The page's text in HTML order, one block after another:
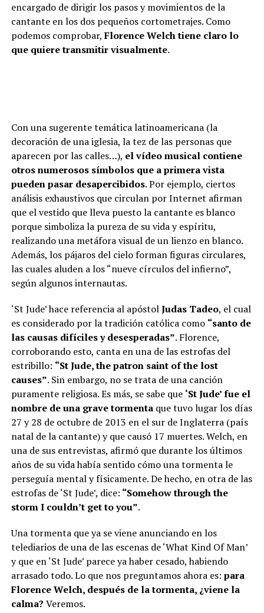
encargado de dirigir los pasos y movimientos de la
cantante en los dos pequeños cortometrajes. Como
podemos comprobar,Florence Welch tiene claro lo
que quiere transmitir visualmente.
Con una sugerente temática latinoamericana (la
decoración de una iglesia, la tez de las personas que
aparecen por las calles…), el vídeo musical contiene
otros numerosos símbolos que a primera vista
pueden pasar desapercibidos. Por ejemplo, ciertos
análisis exhaustivos que circulan por Internet afirman
que el vestido que lleva puesto la cantante es blanco
porque simboliza la pureza de su vida y espíritu,
realizando una metáfora visual de un lienzo en blanco.
Además, los pájaros del cielo forman figuras circulares,
las cuales aluden a los “nueve círculos del infierno”,
según algunos internautas.
‘St Jude’ hace referencia al apóstolJudas Tadeo, el cual
es considerado por la tradición católica como “santo de
las causas difíciles y desesperadas”. Florence,
corroborando esto, canta en una de las estrofas del
estribillo: “St Jude, the patron saint of the lost
causes”. Sin embargo, no se trata de una canción
puramente religiosa. Es más, se sabe que ‘St Jude’ fue el
nombre de una grave tormentaque tuvo lugar los días
27 y 28 de octubre de 2013 en el sur de Inglaterra (país
natal de la cantante) y que causó 17 muertes. Welch, en
una de sus entrevistas, afirmó que durante los últimos
años de su vida había sentido cómo una tormenta le
perseguía mental y físicamente. De hecho, en otra de las
estrofas de ‘St Jude’, dice: “Somehow through the
storm I couldn’t get to you”.
Una tormenta que ya se viene anunciando en los
telediarios de una de las escenas de ‘What Kind Of Man’
y que en ‘St Jude’ parece ya haber cesado, habiendo
arrasado todo. Lo que nos preguntamos ahora es: para
Florence Welch, después de la tormenta, ¿viene la
calma? Veremos.